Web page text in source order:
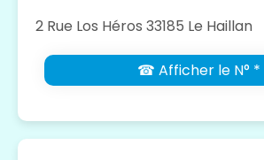
2 Rue Los Héros 33185 Le Haillan
☎ Afficher le N° *